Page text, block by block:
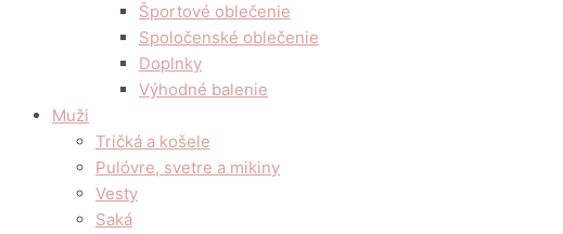
Športové oblečenie
Spoločenské oblečenie
Doplnky
Výhodné balenie
Muži
Tričká a košele
Pulóvre, svetre a mikiny
Vesty
Saká